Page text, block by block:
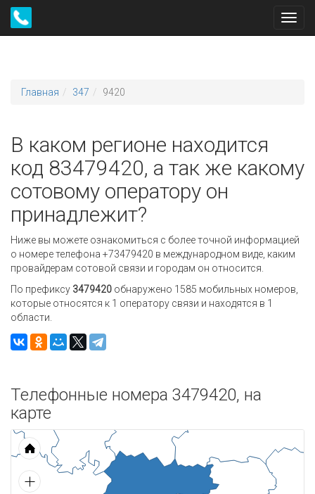
Главная 347 9420
В каком регионе находится
код 83479420, а так же какому
сотовому оператору он
принадлежит?
Ниже вы можете ознакомиться с более точной информацией
о номере телефона +73479420 в международном виде, каким
провайдерам сотовой связи и городам он относится.
По префиксу 3479420 обнаружено 1585 мобильных номеров,
которые относятся к 1 оператору связи и находятся в 1
области.
Телефонные номера 3479420, на
карте